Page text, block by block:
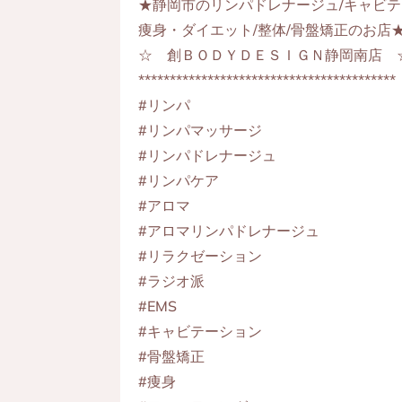
★静岡市のリンパドレナージュ/キャビ
痩身・ダイエット/整体/骨盤矯正のお店
☆ 創ＢＯＤＹＤＥＳＩＧＮ静岡南店
*****************************************
#リンパ
#リンパマッサージ
#リンパドレナージュ
#リンパケア
#アロマ
#アロマリンパドレナージュ
#リラクゼーション
#ラジオ派
#EMS
#キャビテーション
#骨盤矯正
#痩身